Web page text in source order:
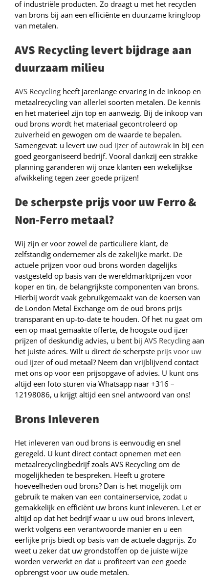
of industriële producten. Zo draagt u met het recyclen
van brons bij aan een efficiënte en duurzame kringloop
van metalen.
AVS Recycling levert bijdrage aan
duurzaam milieu
AVS Recycling heeft jarenlange ervaring in de inkoop en
metaalrecycling van allerlei soorten metalen. De kennis
en het materieel zijn top en aanwezig. Bij de inkoop van
oud brons wordt het materiaal gecontroleerd op
zuiverheid en gewogen om de waarde te bepalen.
Samengevat: u levert uw oud ijzer of autowrak in bij een
goed georganiseerd bedrijf. Vooral dankzij een strakke
planning garanderen wij onze klanten een wekelijkse
afwikkeling tegen zeer goede prijzen!
De scherpste prijs voor uw Ferro &
Non-Ferro metaal?
Wij zijn er voor zowel de particuliere klant, de
zelfstandig ondernemer als de zakelijke markt. De
actuele prijzen voor oud brons worden dagelijks
vastgesteld op basis van de wereldmarktprijzen voor
koper en tin, de belangrijkste componenten van brons.
Hierbij wordt vaak gebruikgemaakt van de koersen van
de London Metal Exchange om de oud brons prijs
transparant en up-to-date te houden. Of het nu gaat om
een op maat gemaakte offerte, de hoogste oud ijzer
prijzen of deskundig advies, u bent bij AVS Recycling aan
het juiste adres. Wilt u direct de scherpste prijs voor uw
oud ijzer of oud metaal? Neem dan vrijblijvend contact
met ons op voor een prijsopgave of advies. U kunt ons
altijd een foto sturen via Whatsapp naar +316 –
12198086, u krijgt altijd een snel antwoord van ons!
Brons Inleveren
Het inleveren van oud brons is eenvoudig en snel
geregeld. U kunt direct contact opnemen met een
metaalrecyclingbedrijf zoals AVS Recycling om de
mogelijkheden te bespreken. Heeft u grotere
hoeveelheden oud brons? Dan is het mogelijk om
gebruik te maken van een containerservice, zodat u
gemakkelijk en efficiënt uw brons kunt inleveren. Let er
altijd op dat het bedrijf waar u uw oud brons inlevert,
werkt volgens een verantwoorde manier en u een
eerlijke prijs biedt op basis van de actuele dagprijs. Zo
weet u zeker dat uw grondstoffen op de juiste wijze
worden verwerkt en dat u profiteert van een goede
opbrengst voor uw oude metalen.